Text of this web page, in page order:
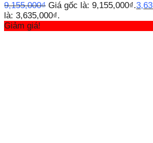
9,155,000₫ Giá gốc là: 9,155,000₫.
là: 3,635,000₫.
Giảm giá!